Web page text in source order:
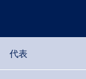
代表